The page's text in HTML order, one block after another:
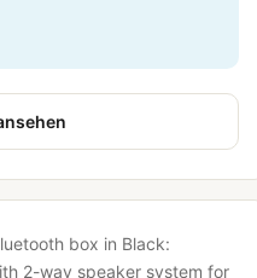
box in Black:
2-way speaker system for